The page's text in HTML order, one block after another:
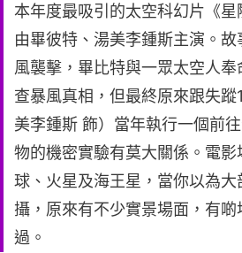
本年度最吸引的太空科幻片《星
由畢彼特、湯美李鍾斯主演。
風襲擊，畢比特與一眾太空人
查暴風真相，但最終原來跟失
美李鍾斯 飾）當年執行一個前
物的機密實驗有莫大關係。電影
球、火星及海王星，當你以為大
攝，原來有不少實景場面，有
過。